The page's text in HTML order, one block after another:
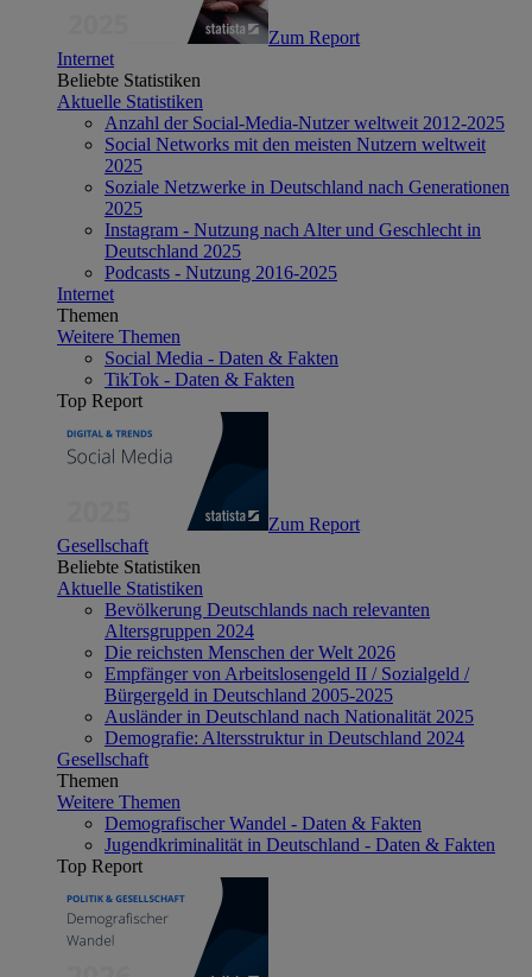
Zum Report
Internet
Beliebte Statistiken
Aktuelle Statistiken
Anzahl der Social-Media-Nutzer weltweit 2012-2025
Social Networks mit den meisten Nutzern weltweit
2025
Soziale Netzwerke in Deutschland nach Generationen
2025
Instagram - Nutzung nach Alter und Geschlecht in
Deutschland 2025
Podcasts - Nutzung 2016-2025
Internet
Themen
Weitere Themen
Social Media - Daten & Fakten
TikTok - Daten & Fakten
Top Report
Zum Report
Gesellschaft
Beliebte Statistiken
Aktuelle Statistiken
Bevölkerung Deutschlands nach relevanten
Altersgruppen 2024
Die reichsten Menschen der Welt 2026
Empfänger von Arbeitslosengeld II / Sozialgeld /
Bürgergeld in Deutschland 2005-2025
Ausländer in Deutschland nach Nationalität 2025
Demografie: Altersstruktur in Deutschland 2024
Gesellschaft
Themen
Weitere Themen
Demografischer Wandel - Daten & Fakten
Jugendkriminalität in Deutschland - Daten & Fakten
Top Report